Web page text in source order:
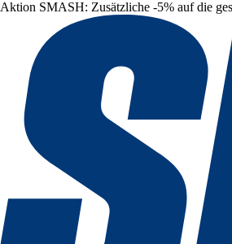
Aktion SMASH: Zusätzliche -5% auf die